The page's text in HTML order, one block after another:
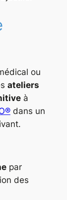
ou
ateliers
à
dans un
par
des